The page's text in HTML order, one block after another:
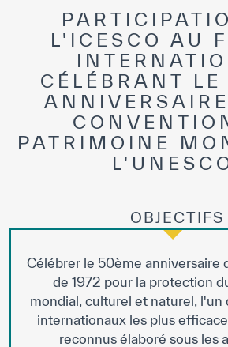
L'ICESCO AU
CÉLÉBRANT
PATRIMOINE
OBJECTIFS
Célébrer le 50ème anniversaire
de 1972 pour la protection
mondial, culturel et naturel, l'un
internationaux les plus
reconnus élaboré sous les